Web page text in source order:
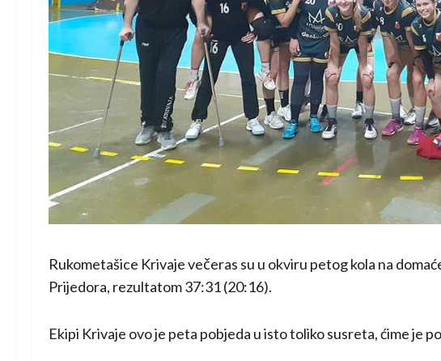
Rukometašice Krivaje večeras su u okviru petog kola na
Prijedora, rezultatom 37:31 (20:16).
Ekipi Krivaje ovo je peta pobjeda u isto toliko susreta, ćime je